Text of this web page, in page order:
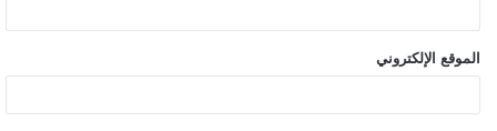
الموقع الإلكتروني